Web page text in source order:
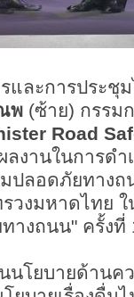
ละการประชุม
พ (ซ้าย) กรร
Road
ลงานในการด
ปลอดภัยทาง
วงมหาดไทย
างถนน" ครั้งที่
นโยบายด้าน